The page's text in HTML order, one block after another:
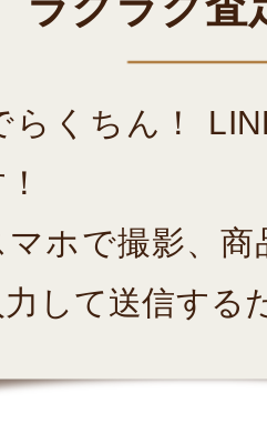
らくちん！
マホで撮影、
して送信する